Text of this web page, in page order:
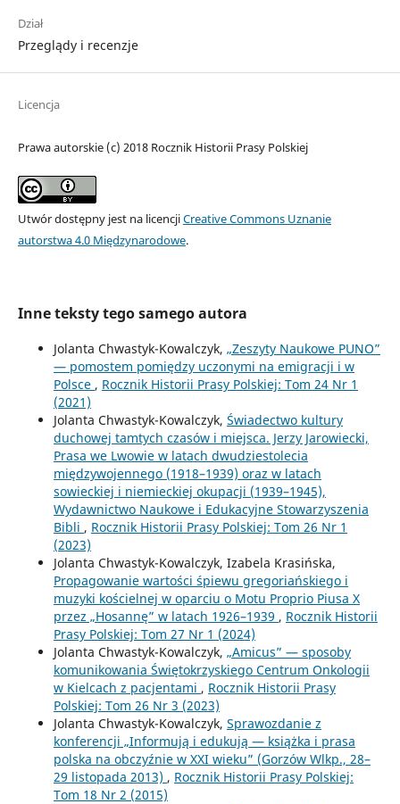
Dział
Przeglądy i recenzje
Licencja
Prawa autorskie (c) 2018 Rocznik Historii Prasy Polskiej
Utwór dostępny jest na licencjiCreative Commons Uznanie
autorstwa 4.0 Międzynarodowe.
Inne teksty tego samego autora
Jolanta Chwastyk-Kowalczyk, „Zeszyty Naukowe PUNO”
— pomostem pomiędzy uczonymi na emigracji i w
Polsce , Rocznik Historii Prasy Polskiej: Tom 24 Nr 1
(2021)
Jolanta Chwastyk-Kowalczyk, Świadectwo kultury
duchowej tamtych czasów i miejsca. Jerzy Jarowiecki,
Prasa we Lwowie w latach dwudziestolecia
międzywojennego (1918–1939) oraz w latach
sowieckiej i niemieckiej okupacji (1939–1945),
Wydawnictwo Naukowe i Edukacyjne Stowarzyszenia
Bibli , Rocznik Historii Prasy Polskiej: Tom 26 Nr 1
(2023)
Jolanta Chwastyk-Kowalczyk, Izabela Krasińska,
Propagowanie wartości śpiewu gregoriańskiego i
muzyki kościelnej w oparciu o Motu Proprio Piusa X
przez „Hosannę” w latach 1926–1939 , Rocznik Historii
Prasy Polskiej: Tom 27 Nr 1 (2024)
Jolanta Chwastyk-Kowalczyk, „Amicus” — sposoby
komunikowania Świętokrzyskiego Centrum Onkologii
w Kielcach z pacjentami , Rocznik Historii Prasy
Polskiej: Tom 26 Nr 3 (2023)
Jolanta Chwastyk-Kowalczyk, Sprawozdanie z
konferencji „Informują i edukują — książka i prasa
polska na obczyźnie w XXI wieku” (Gorzów Wlkp., 28–
29 listopada 2013) , Rocznik Historii Prasy Polskiej:
Tom 18 Nr 2 (2015)